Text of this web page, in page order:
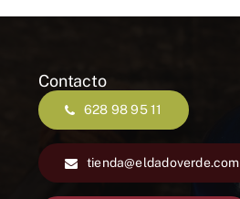
Contacto
628 98 95 11
tienda@eldadoverde.com